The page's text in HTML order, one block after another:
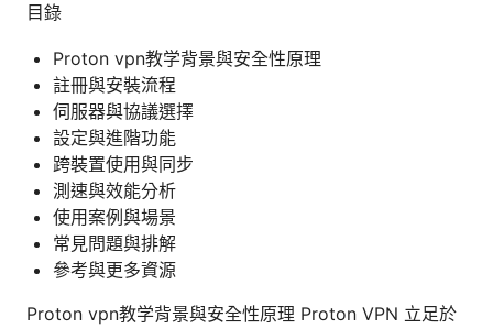
目錄
Proton vpn教学背景與安全性原理
註冊與安裝流程
伺服器與協議選擇
設定與進階功能
跨裝置使用與同步
測速與效能分析
使用案例與場景
常見問題與排解
參考與更多資源
Proton vpn教学背景與安全性原理 Proton VPN 立足於